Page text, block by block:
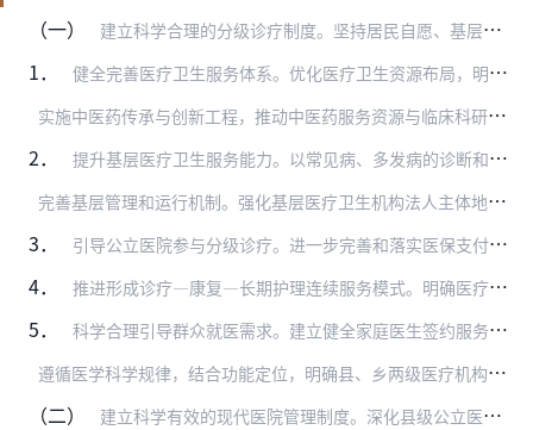
（一）
建立科学合理的分级诊疗制度。坚持居民自愿、基层首诊、政策引导、创新机制，以家庭医生签约服务为重要手段，鼓励各地结合实际推行多种形式的分级诊疗模式，推动形成基层首…
1． 健全完善医疗卫生服务体系。优化医疗卫生资源布局，明确各级各类医疗卫生机构功能定位，加强协作，推动功能整合和资源共享。合理控制公立综合性医院数量和规模。大力推进面…
实
施中医药传承与创新工程，推动中医药服务资源与临床科研有机结合，加强中医适宜技术的应用，充分发挥中医药在“治未病”、重大疾病治疗和疾病康复中的重要作用。在基层中…
2．
提升基层医疗卫生服务能力。以常见病、多发病的诊断和鉴别诊断为重点，强化乡镇卫生院、社区卫生服务中心基本医疗服务能力建设。提升乡镇卫生院开展急诊抢救、二级以下常规…
完
善基层管理和运行机制。强化基层医疗卫生机构法人主体地位，落实人事、经营、分配等方面自主权。进一步完善基层医疗卫生机构绩效工资制度，收支结余部分可按规定提取职工…
3．
引导公立医院参与分级诊疗。进一步完善和落实医保支付和医疗服务价格政策，调动三级公立医院参与分级诊疗的积极性和主动性，引导三级公立医院收治疑难复杂和危急重症患者，…
4． 推进形成诊疗—康复—长期护理连续服务模式。明确医疗机构急慢分治服务流程，建立健全分工协作机制，畅通医院、基层医疗卫生机构、康复医院和护理院等慢性病医疗机构之间的…
5． 科学合理引导群众就医需求。建立健全家庭医生签约服务制度，通过提高基层服务能力、医保支付、价格调控、便民惠民等措施，鼓励城乡居民与基层医生或家庭医生团队签约。到2…
遵
循医学科学规律，结合功能定位，明确县、乡两级医疗机构的医疗服务范围，对于超出功能定位和服务能力的疾病，为患者提供相应转诊服务。完善双向转诊程序，建立健全转诊指…
（二）
建立科学有效的现代医院管理制度。深化县级公立医院综合改革，加快推进城市公立医院综合改革。到2017年，各级各类公立医院全面推开综合改革，初步建立决策、执行、监督…